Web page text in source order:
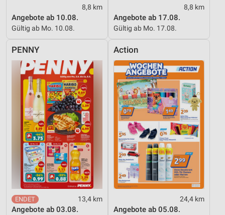
8,8 km
Angebote ab 10.08.
Gültig ab Mo. 10.08.
8,8 km
Angebote ab 17.08.
Gültig ab Mo. 17.08.
PENNY
13,4 km
Angebote ab 03.08.
Action
24,4 km
Angebote ab 05.08.